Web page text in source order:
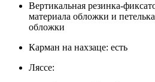
Вертикальная резинка-
материала обложки и
обложки
Карман на нахзаце: есть
Ляссе: